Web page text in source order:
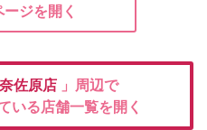
ジを開く
奈佐原店 」周辺で
いる店舗一覧を開く